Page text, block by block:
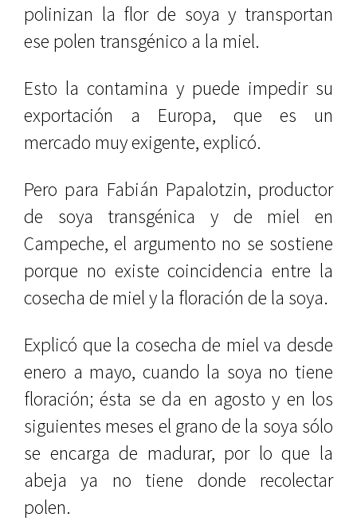
polinizan la flor de soya y transportan
ese polen transgénico a la miel.
Esto la contamina y puede impedir su
exportación a Europa, que es un
mercado muy exigente, explicó.
Pero para Fabián Papalotzin, productor
de soya transgénica y de miel en
Campeche, el argumento no se sostiene
porque no existe coincidencia entre la
cosecha de miel y la floración de la soya.
Explicó que la cosecha de miel va desde
enero a mayo, cuando la soya no tiene
floración; ésta se da en agosto y en los
siguientes meses el grano de la soya sólo
se encarga de madurar, por lo que la
abeja ya no tiene donde recolectar
polen.